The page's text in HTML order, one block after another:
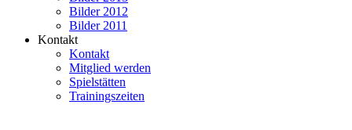
Bilder 2012
Bilder 2011
Kontakt
Kontakt
Mitglied werden
Spielstätten
Trainingszeiten